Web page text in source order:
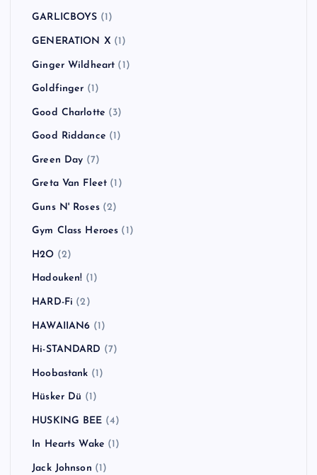
GARLICBOYS (1)
GENERATION X (1)
Ginger Wildheart (1)
Goldfinger (1)
Good Charlotte (3)
Good Riddance (1)
Green Day (7)
Greta Van Fleet (1)
Guns N' Roses(2)
Gym Class Heroes (1)
H2O (2)
Hadouken! (1)
HARD-Fi (2)
HAWAIIAN6 (1)
Hi-STANDARD (7)
Hoobastank (1)
Hüsker Dü (1)
HUSKING BEE (4)
In Hearts Wake (1)
Jack Johnson (1)